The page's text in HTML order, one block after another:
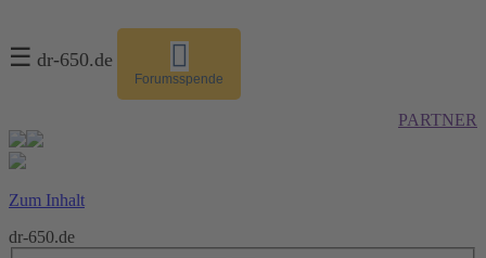
☰ dr-650.de
Forumsspende
PARTNER
Zum Inhalt
dr-650.de